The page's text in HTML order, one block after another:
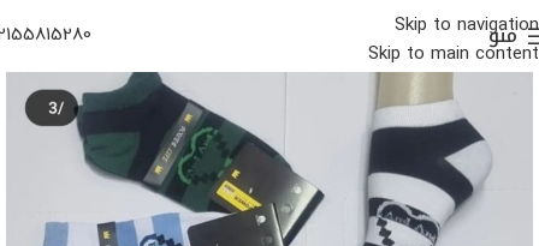
Skip to navigation
Skip to main content
منو